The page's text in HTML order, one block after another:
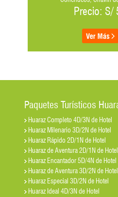
Precio: S/
Paquetes Turísticos
Huaraz Completo 4D/3N de Hotel
Huaraz Milenario 3D/2N de Hotel
Huaraz Rápido 2D/1N de Hotel
Huaraz de Aventura 2D/1N de Hotel
Huaraz Encantador 5D/4N de Hotel
Huaraz de Aventura 3D/2N de Hotel
Huaraz Especial 3D/2N de Hotel
Huaraz Ideal 4D/3N de Hotel